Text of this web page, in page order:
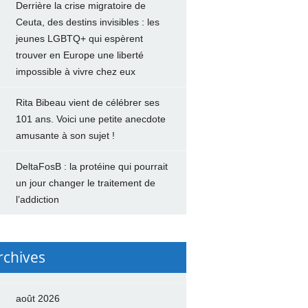
Derrière la crise migratoire de
Ceuta, des destins invisibles : les
jeunes LGBTQ+ qui espèrent
trouver en Europe une liberté
impossible à vivre chez eux
Rita Bibeau vient de célébrer ses
101 ans. Voici une petite anecdote
amusante à son sujet !
DeltaFosB : la protéine qui pourrait
un jour changer le traitement de
l’addiction
août 2026